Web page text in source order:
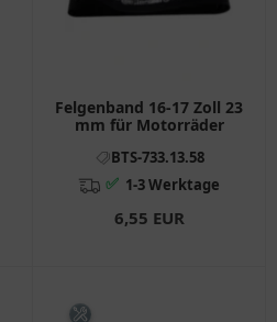
Felgenband 16-17 Zoll 23
mm für Motorräder
BTS-733.13.58
✅ 1-3 Werktage
6,55 EUR